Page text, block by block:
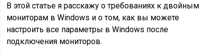
В этой статье я расскажу о требованиях к двойным
мониторам в Windows и о том, как вы можете
настроить все параметры в Windows после
подключения мониторов.